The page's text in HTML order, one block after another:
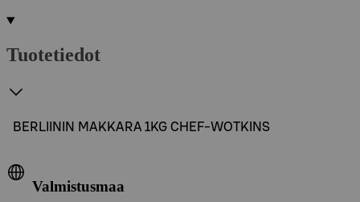
Tuotetiedot
BERLIININ MAKKARA 1KG CHEF-WOTKINS
Valmistusmaa